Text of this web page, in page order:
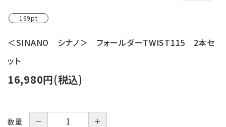
ようこそ ゲスト 様
169pt
＜SINANO シナノ＞ フォールダーTWIST115 2本セ
ット
16,980円(税込)
数量 － ＋